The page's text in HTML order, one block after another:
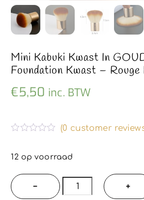
Mini Kabuki Kwast In
Foundation Kwast –
€5,50 inc. BTW
w
r
d
e
(0 customer
12 op voorraad
−
Mini
kabuki
+